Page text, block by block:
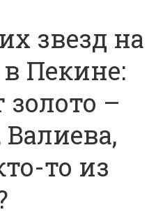
звезд на
Пекине:
золото –
то из